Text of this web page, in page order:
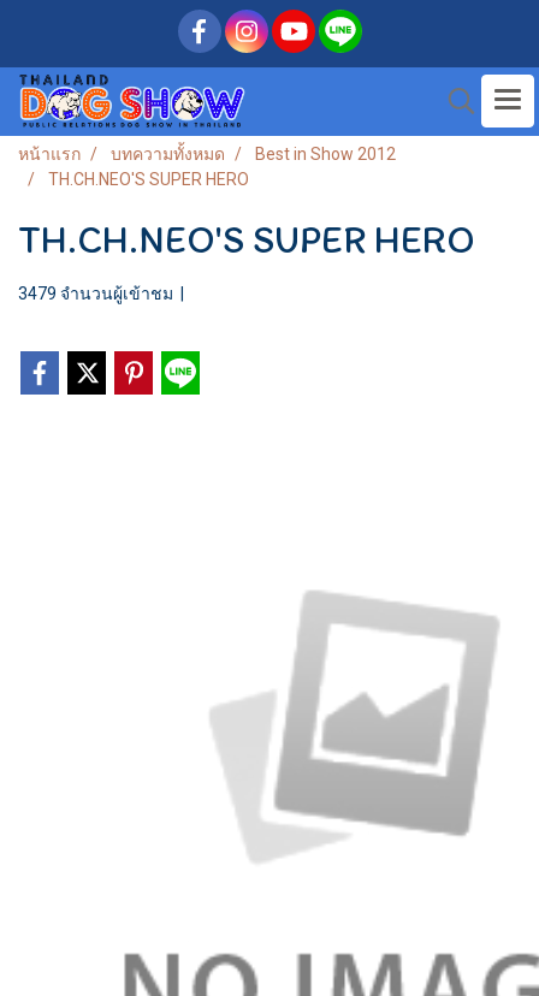
หน้าแรก บทความทั้งหมด
Best in Show 2012
TH.CH.NEO'S SUPER HERO
TH.CH.NEO'S SUPER HERO
3479 จำนวนผู้เข้าชม